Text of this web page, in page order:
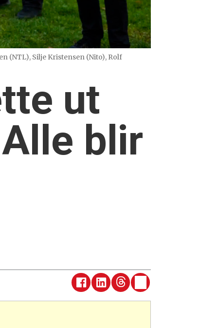
(NTL), Silje Kristensen (Nito), Rolf
ut
blir